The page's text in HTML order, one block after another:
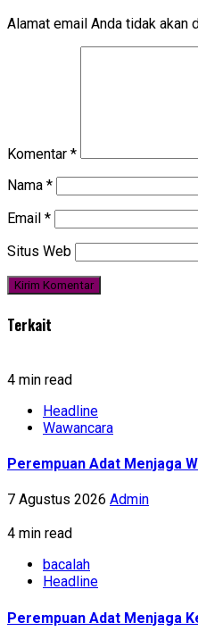
Alamat email Anda tidak akan
Komentar *
Nama *
Email *
Situs Web
Terkait
4 min read
Headline
Wawancara
Perempuan Adat Menjaga
7 Agustus 2026 Admin
4 min read
bacalah
Headline
Perempuan Adat Menjaga